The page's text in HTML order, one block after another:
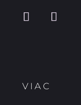
VIAC